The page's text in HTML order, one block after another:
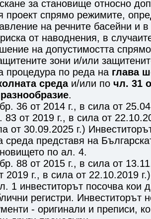
за становище относно
проект спрямо режимите,
на речните басейни и
от наводнения, в
на допустимостта
зони и/или
процедура по реда на глава
средаи/или по чл. 31
.
36 от 2014 г., в сила от
от 2019 г., в сила от
от 30.09.2025 г.)
среда представя на
по ал. 4.
88 от 2015 г., в сила от
2019 г., в сила от 22.10.2019
1 инвеститорът посочва кои
регистри. Инвеститорът
- оригинали и преписи,